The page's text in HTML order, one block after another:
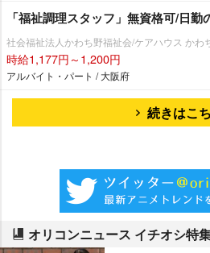
「福祉調理スタッフ」無資格可/日勤
社会福祉法人かわち野福祉会/ケアハウス かわ
時給1,177円～1,200円
アルバイト・パート / 大阪府
続きはこ
オリコンニュース イチオシ特